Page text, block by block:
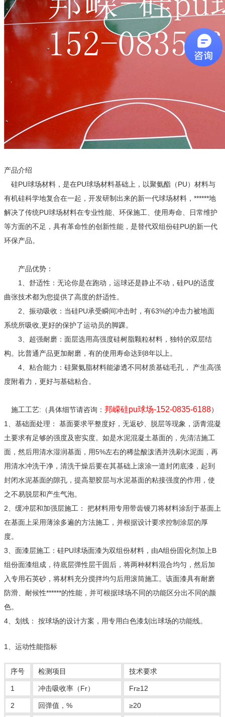
产品介绍
硅PU球场材料，是在PU球场材料基础上，以聚氨酯（PU）材料与
有机硅科学地复合在一起，开发研制出来的新一代球场材料，******地
解决了传统PU球场材料在专业性能、环保施工、使用寿命、日常维护
等方面的不足，具有革命性的创新性能，是替代双组份硅PU的新一代
环保产品。
产品优势：
1、舒适性：无论你是在跑动，运球还是静止不动，硅PU的适度
曲张技术都为您提供了高度的舒适性。
2、振动吸收：当硅PU承受瞬间冲击时，有63%的冲击力被地面
系统所吸收,更好的保护了运动员的脚踝。
3、超强耐磨：面层选用高强度硅树脂颗粒材料，独特的双层结
构。比普通产品更加耐磨，有的使用寿命达到8年以上。
4、粘合能力：硅聚氨脂材料能渗透不同材质基础毛孔， 产生高强
度附着力，更好与基础粘合。
施工工艺:（具体细节请咨询： 邦嵘硅pu球场-152-0835-6188）
1、基础面处理： 基面要求平整度好，无返砂、脱层等现象，沥青混凝
土要求有足够的强度及密实度。如是水泥混凝土基面的，先清洁施工
面，然后用清水湿润基面，用5%左右的稀盐酸泼洒并洗刷水泥面，再
用清水冲洗干净，清洗干燥后要在其基础上滚涂一道封闭底漆，起到
封闭水泥基面的隙孔，提高塑胶层与水泥基面的粘接强度的作用，使
之不易脱层和产生气泡。
2、缓冲层和加强层施工： 把材料用专用带齿镘刀将材料涂刮于基面上
在基面上采用薄涂多遍的方法施工，并根据设计要求控制涂层的厚
度。
3、面漆层施工：硅PU球场面漆为双组份材料，由A组份固化剂加上B
组份面漆组成，待底层弹性层干固后，将两种材料混合均匀，然后加
入专用石英砂，将材料充分搅拌均匀后用滚筒施工。该面漆具有耐磨
防滑、耐候性******的性能，并可根据球场不同的功能区分出不同的颜
色。
4、划线： 按球场的设计方案，用专用白色漆划出球场的功能线。
1、运动性能指标
序号 检测项目 技术要求
1 冲击吸收率（Fr） Fr≥12
2 回弹值，% ≥20